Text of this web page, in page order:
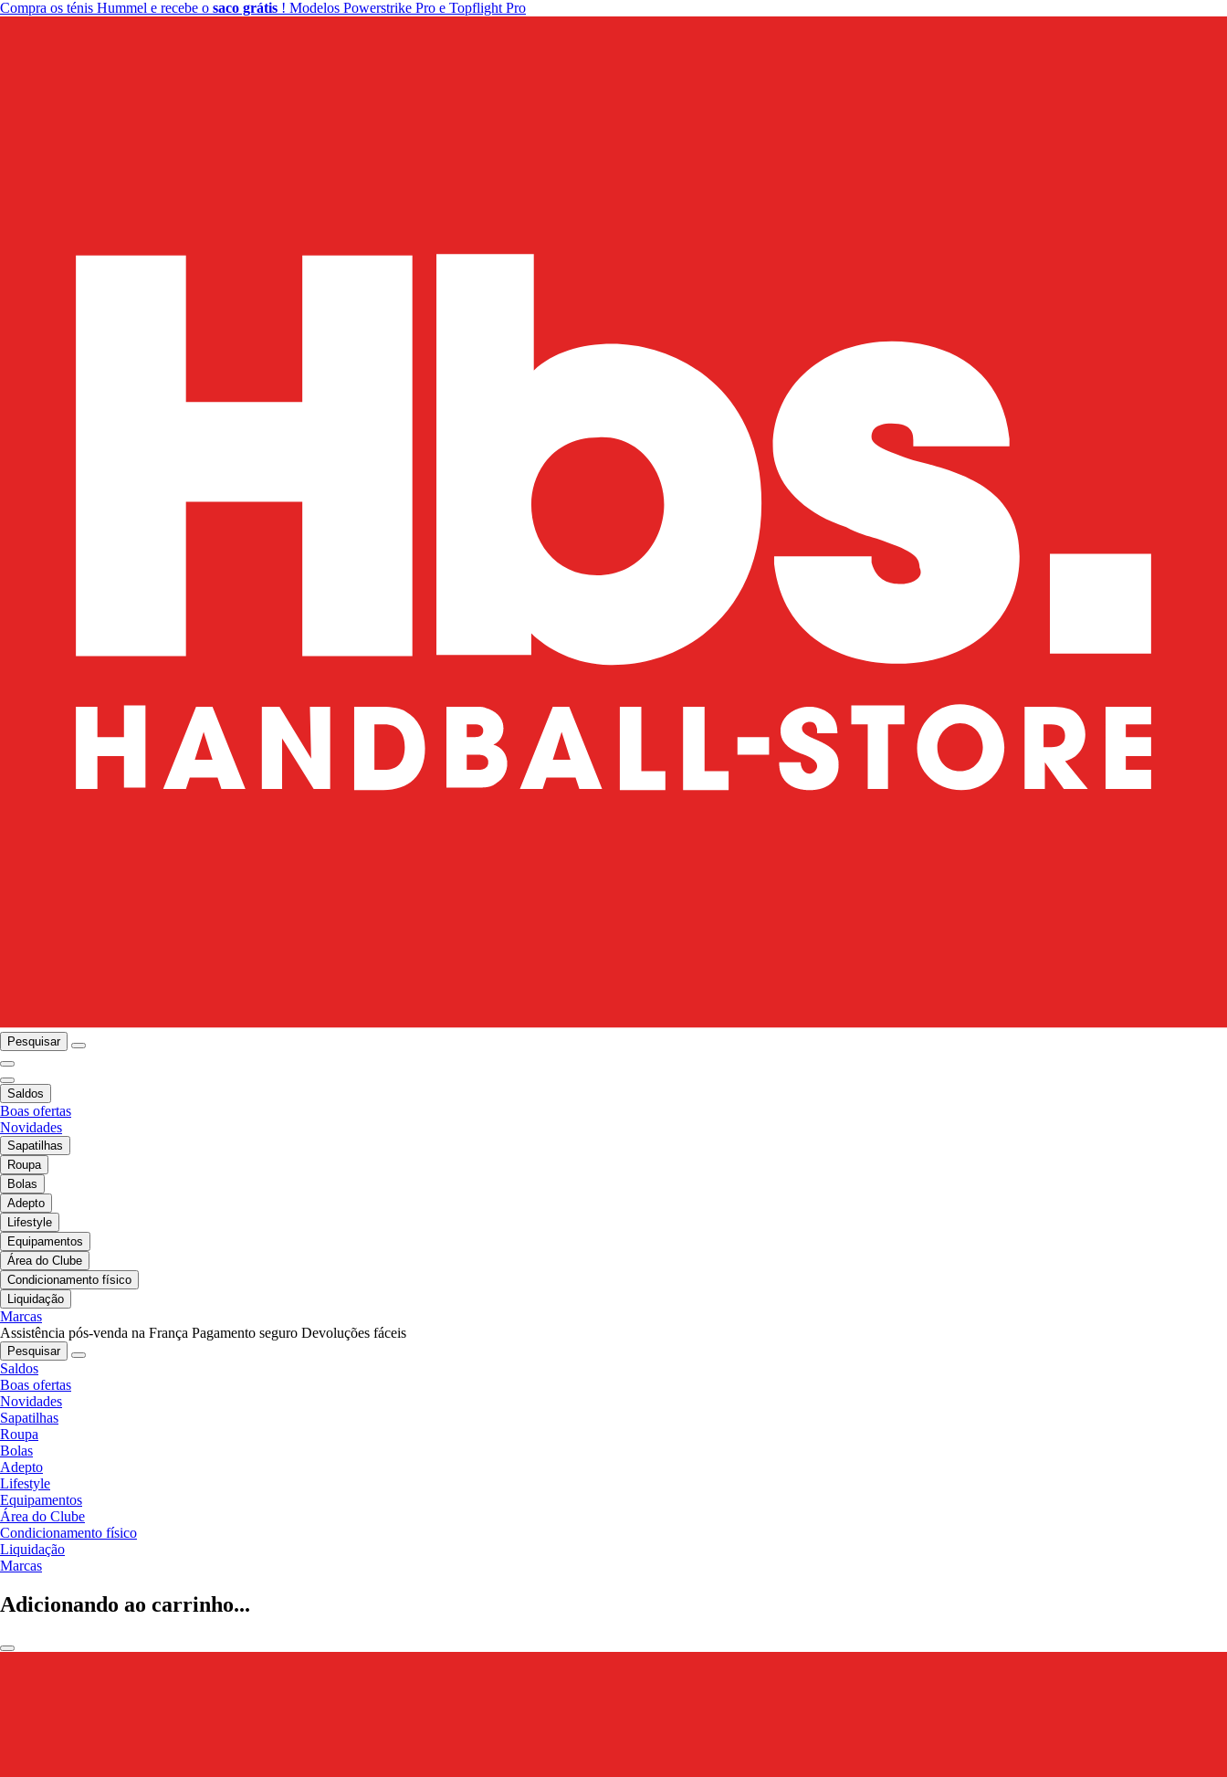
Compra os ténis Hummel e recebe o saco grátis ! Modelos Powerstrike Pro e Topflight Pro
Pesquisar
Saldos
Boas ofertas
Novidades
Sapatilhas
Roupa
Bolas
Adepto
Lifestyle
Equipamentos
Área do Clube
Condicionamento físico
Liquidação
Marcas
Assistência pós-venda na França Pagamento seguro Devoluções fáceis
Pesquisar
Saldos
Boas ofertas
Novidades
Sapatilhas
Roupa
Bolas
Adepto
Lifestyle
Equipamentos
Área do Clube
Condicionamento físico
Liquidação
Marcas
Adicionando ao carrinho...